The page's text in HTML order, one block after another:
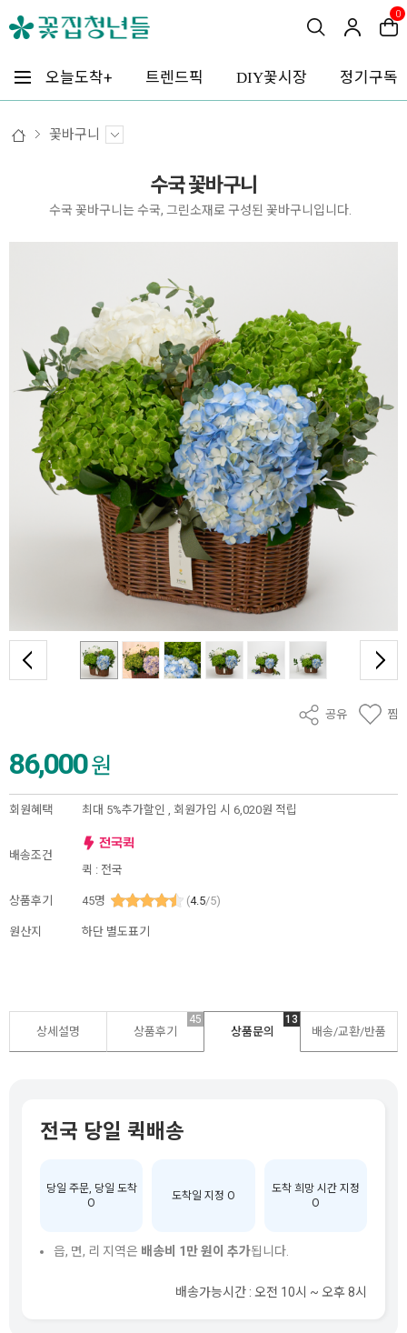
0
오늘도착+ 트렌드픽 DIY꽃시장 정기구독
꽃바구니
수국 꽃바구니
수국 꽃바구니는 수국, 그린소재로 구성된 꽃바구니입니다.
공유 찜
86,000원
회원혜택 최대 5%추가할인 , 회원가입 시 6,020원 적립
배송조건
퀵 : 전국
상품후기 45명 (4.5/5)
원산지 하단 별도표기
상세설명 상품후기
45
상품문의
13
배송/교환/반품
전국 당일 퀵배송
당일 주문, 당일 도착
O
도착일 지정 O
도착 희망 시간 지정
O
읍, 면, 리 지역은 배송비 1만 원이 추가됩니다.
배송가능시간 : 오전 10시 ~ 오후 8시